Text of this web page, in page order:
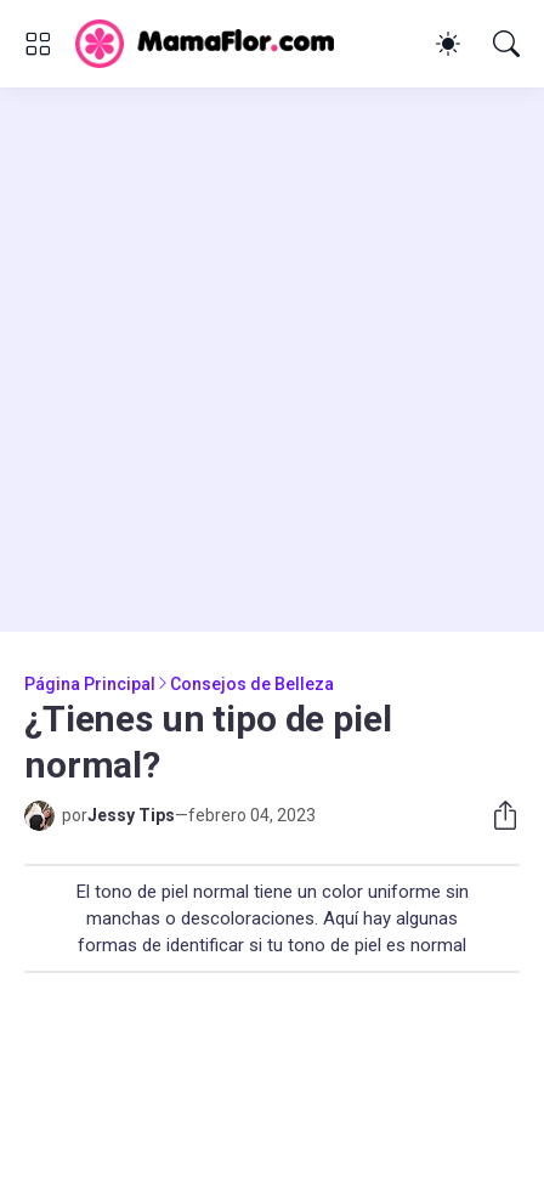
Página Principal Consejos de Belleza
¿Tienes un tipo de piel
normal?
porJessy Tips—febrero 04, 2023
El tono de piel normal tiene un color uniforme sin
manchas o descoloraciones. Aquí hay algunas
formas de identificar si tu tono de piel es normal